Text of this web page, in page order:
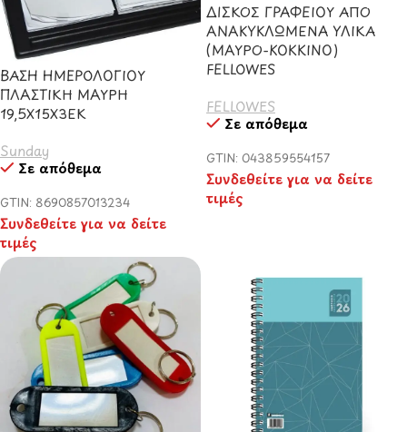
ΒΑΣΗ ΗΜΕΡΟΛΟΓΙΟΥ
ΠΛΑΣΤΙΚΗ ΜΑΥΡΗ
19,5Χ15Χ3ΕΚ
Sunday
Σε απόθεμα
GTIN: 8690857013234
Συνδεθείτε για να δείτε
τιμές
ΔΙΣΚΟΣ ΓΡΑΦΕΙΟΥ ΑΠΟ
ΑΝΑΚΥΚΛΩΜΕΝΑ ΥΛΙΚΑ
(ΜΑΥΡΟ-ΚΟΚΚΙΝΟ)
FELLOWES
FELLOWES
Σε απόθεμα
GTIN: 043859554157
Συνδεθείτε για να δείτε
τιμές